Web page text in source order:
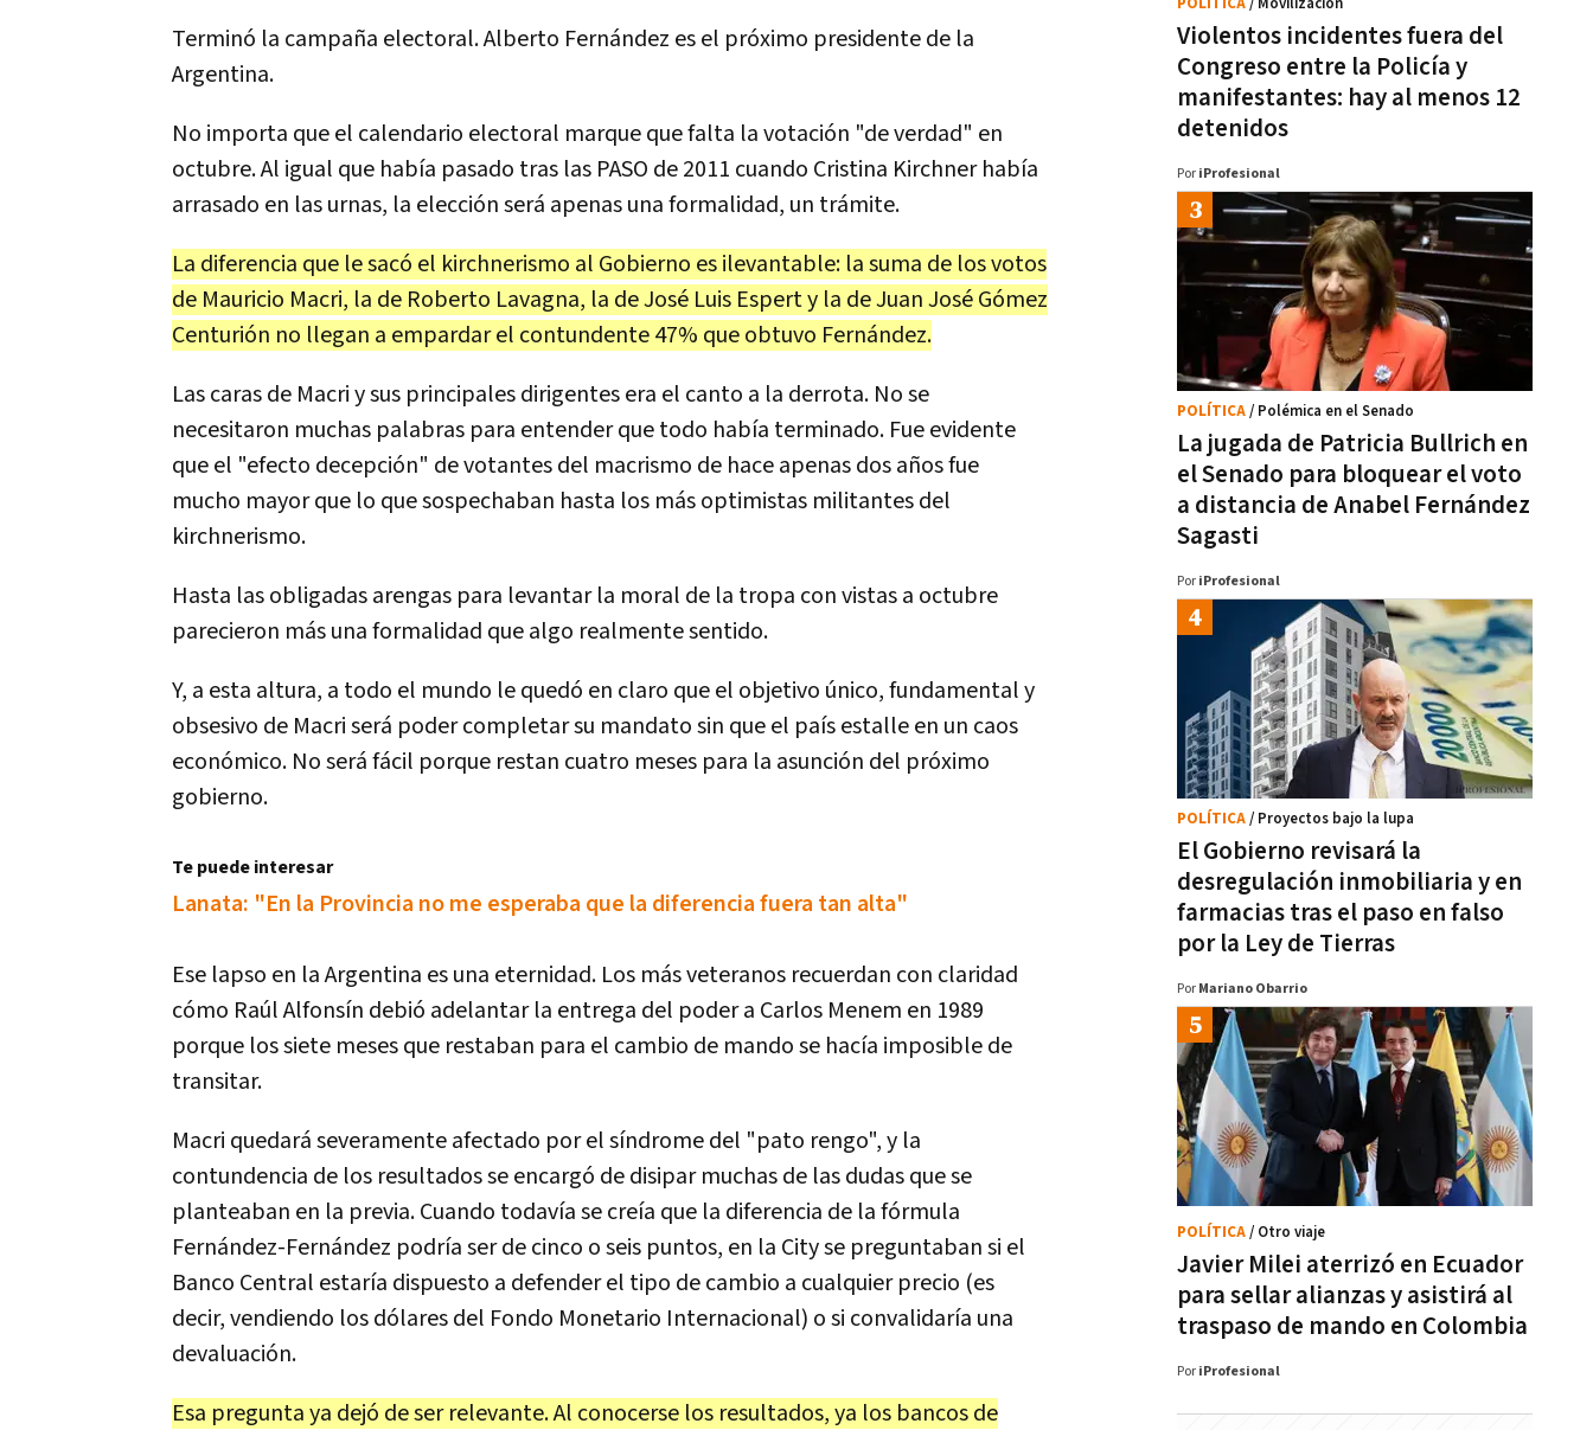
Terminó la campaña electoral.Alberto Fernández esel próximo presidentede la
Argentina.
No importa queel calendario electoral marquequefalta lavotación "deverdad" en
octubre.Al igual que había pasado tras las PASO de2011 cuando Cristina Kirchner había
arrasado en lasurnas, la elecciónserá apenasunaformalidad, un trámite.
La diferencia que lesacó el kirchnerismo al Gobierno esilevantable: lasuma de losvotos
de Mauricio Macri, la de Roberto Lavagna, la deJosé Luis Esperty la deJuanJoséGómez
Centurión no llegan a empardarel contundente47% queobtuvo Fernández.
Lascarasde Macriysus principalesdirigentesera el canto a la derrota. Nose
necesitaron muchas palabras para entenderquetodo había terminado. Fueevidente
queel "efecto decepción" devotantesdel macrismo de haceapenasdosañosfue
mucho mayorque lo quesospechaban hasta los másoptimistas militantesdel
kirchnerismo.
Hasta lasobligadasarengas para levantar la moral de la tropa convistasa octubre
parecieron másunaformalidad quealgo realmentesentido.
Y, a esta altura, a todo el mundo lequedó en claro queel objetivo único,fundamentaly
obsesivo de Macriserá podercompletarsu mandatosin queel paísestalleen un caos
económico. Noseráfácil porque restan cuatro meses para la asunción del próximo
gobierno.
Te puede interesar
Lanata: "En la Provincia no me esperaba que la diferencia fuera tan alta"
Ese lapso en laArgentina esuna eternidad. Los másveteranos recuerdan con claridad
cómo RaúlAlfonsín debió adelantar la entrega del podera Carlos Menem en 1989
porque lossiete mesesque restaban para el cambio de mandose hacía imposiblede
transitar.
Macri quedaráseveramenteafectado porelsíndromedel "pato rengo",y la
contundencia de los resultadosseencargó dedisipar muchasde lasdudasquese
planteaban en la previa.Cuando todavíasecreía que la diferencia de lafórmula
Fernández-Fernández podríaserdecinco oseis puntos, en la Cityse preguntabansi el
Banco Central estaría dispuesto a defenderel tipo decambio a cualquier precio (es
decir,vendiendo losdólaresdel Fondo Monetario Internacional) osi convalidaría una
devaluación.
Esa preguntaya dejó deser relevante.Al conocerse los resultados,ya los bancosde
Violentos incidentes fuera del
Congreso entre la Policía y
manifestantes: hay al menos 12
detenidos
POLÍTICA/ Movilización
Por iProfesional
La jugada de Patricia Bullrich en
el Senado para bloquear el voto
a distancia de Anabel Fernández
Sagasti
POLÍTICA/ Polémica en el Senado
Por iProfesional
El Gobierno revisará la
desregulación inmobiliaria y en
farmacias tras el paso en falso
por la Ley de Tierras
POLÍTICA/ Proyectos bajo la lupa
Por Mariano Obarrio
Javier Milei aterrizó en Ecuador
para sellar alianzas y asistirá al
traspaso de mando en Colombia
POLÍTICA/ Otro viaje
Por iProfesional